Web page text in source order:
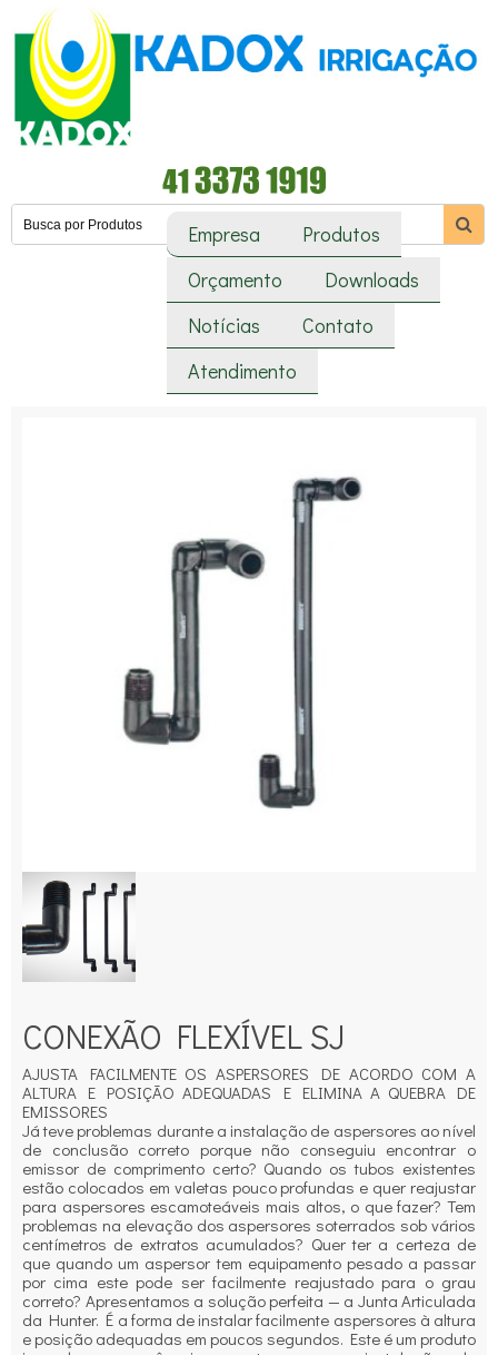
Empresa
Produtos
Orçamento
Downloads
Notícias
Contato
Atendimento
CONEXÃO FLEXÍVEL SJ
AJUSTA FACILMENTE OS ASPERSORES DE ACORDO COM A
ALTURA E POSIÇÃO ADEQUADAS E ELIMINA A QUEBRA DE
EMISSORES
Já teve problemas durante a instalação de aspersores ao nível
de conclusão correto porque não conseguiu encontrar o
emissor de comprimento certo? Quando os tubos existentes
estão colocados em valetas pouco profundas e quer reajustar
para aspersores escamoteáveis mais altos, o que fazer? Tem
problemas na elevação dos aspersores soterrados sob vários
centímetros de extratos acumulados? Quer ter a certeza de
que quando um aspersor tem equipamento pesado a passar
por cima este pode ser facilmente reajustado para o grau
correto? Apresentamos a solução perfeita — a Junta Articulada
da Hunter. É a forma de instalar facilmente aspersores à altura
e posição adequadas em poucos segundos. Este é um produto